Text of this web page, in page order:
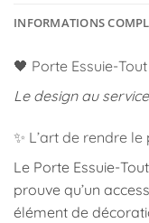
INFORMATIONS
🖤 Porte Essuie-
Le design au
✨ L’art de rendre
Le Porte Essuie-
prouve qu’un
élément de